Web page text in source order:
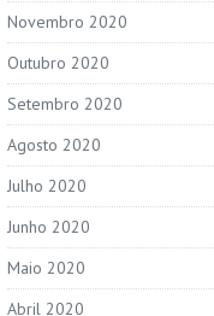
Novembro 2020
Outubro 2020
Setembro 2020
Agosto 2020
Julho 2020
Junho 2020
Maio 2020
Abril 2020